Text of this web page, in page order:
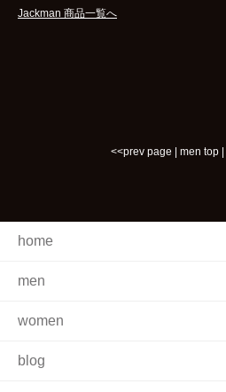
Jackman 商品一覧へ
<<prev page | men top|
home
men
women
blog